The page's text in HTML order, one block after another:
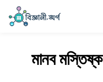
মানব মস্তিষ্ক